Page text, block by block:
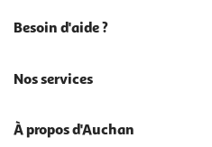
Besoin d'aide ?
Nos services
À propos d'Auchan